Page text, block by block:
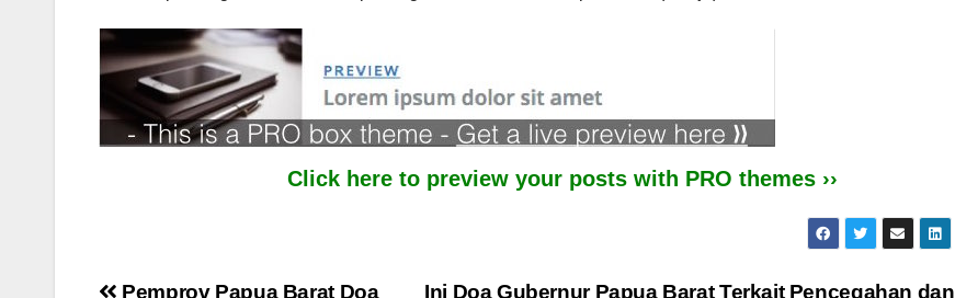
Click here to preview your posts with PRO themes ››
Ini Doa Gubernur Papua Barat Terkait Pencegahan dan
Pemprov Papua Barat Doa